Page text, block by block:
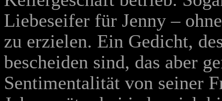
Liebeseifer für Jenny –
zu erzielen. Ein Gedicht,
bescheiden sind, das aber
Sentimentalität von seiner